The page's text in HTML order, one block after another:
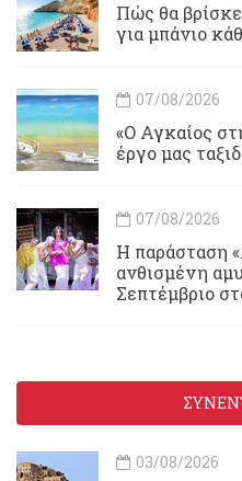
Πώς θα
για μπάνιο
07/08/2026
«Ο Αγκαίος
έργο μας
07/08/2026
Η παράσταση
ανθισμένη
Σεπτέμβριο
03/08/2026